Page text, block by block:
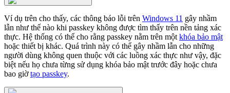
Ví dụ trên cho thấy, các thông báo lỗi trên Windows 11 gây nhầm
lẫn như thế nào khi passkey không được tìm thấy trên nền tảng xác
thực. Hệ thống có thể cho rằng passkey nằm trên một khóa bảo mật
hoặc thiết bị khác. Quá trình này có thể gây nhầm lẫn cho những
người dùng không quen thuộc với các luồng xác thực như vậy, đặc
biệt nếu họ chưa từng sử dụng khóa bảo mật trước đây hoặc chưa
bao giờtạo passkey.